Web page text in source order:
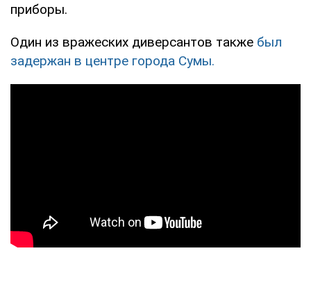
приборы.
Один из вражеских диверсантов также был
задержан в центре города Сумы.